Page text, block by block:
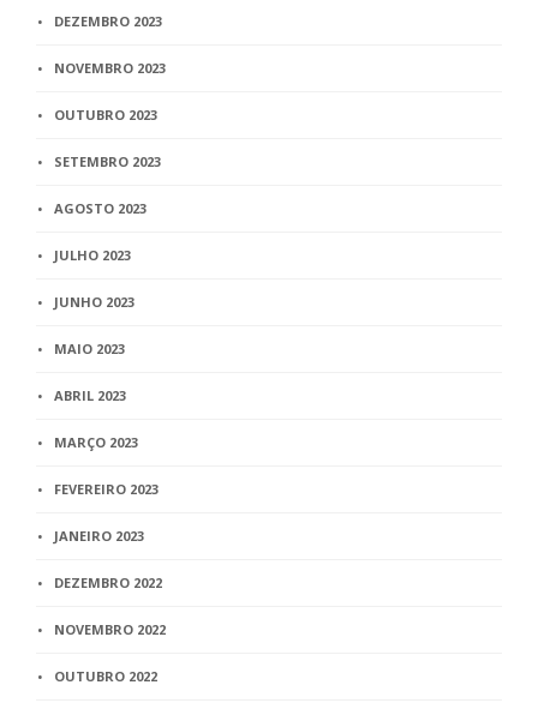
DEZEMBRO 2023
NOVEMBRO 2023
OUTUBRO 2023
SETEMBRO 2023
AGOSTO 2023
JULHO 2023
JUNHO 2023
MAIO 2023
ABRIL 2023
MARÇO 2023
FEVEREIRO 2023
JANEIRO 2023
DEZEMBRO 2022
NOVEMBRO 2022
OUTUBRO 2022